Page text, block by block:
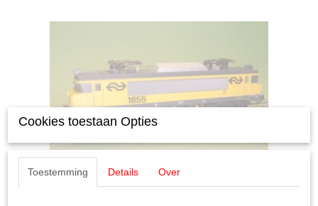
Märklin 37263 NS serie 1855 Multifunctionele locomotief
Cookies toestaan Opties
Toestemming Details Over